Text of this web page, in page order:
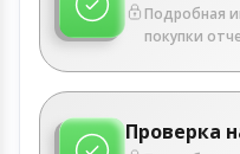
Подробная
покупки
Проверка